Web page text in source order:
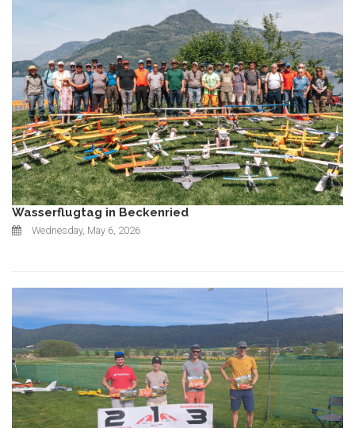
Wasserflugtag in Beckenried
Wednesday, May 6, 2026